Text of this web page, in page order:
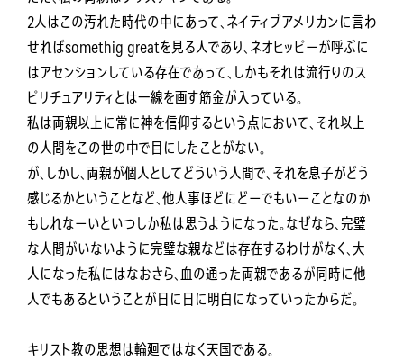
2人はこの汚れた時代の中にあって、ネイティブアメリカンに言わ
せればsomethig greatを見る人であり、ネオヒッピーが呼ぶに
はアセンションしている存在であって、しかもそれは流行りのス
ピリチュアリティとは一線を画す筋金が入っている。
私は両親以上に常に神を信仰するという点において、それ以上
の人間をこの世の中で目にしたことがない。
が、しかし、両親が個人としてどういう人間で、それを息子がどう
感じるかということなど、他人事ほどにどーでもいーことなのか
もしれなーいといつしか私は思うようになった。なぜなら、完璧
な人間がいないように完璧な親などは存在するわけがなく、大
人になった私にはなおさら、血の通った両親であるが同時に他
人でもあるということが日に日に明白になっていったからだ。
キリスト教の思想は輪廻ではなく天国である。